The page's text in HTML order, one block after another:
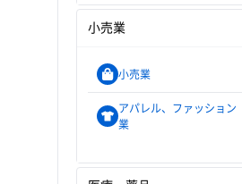
小売業
小売業
アパレル、ファッション
業